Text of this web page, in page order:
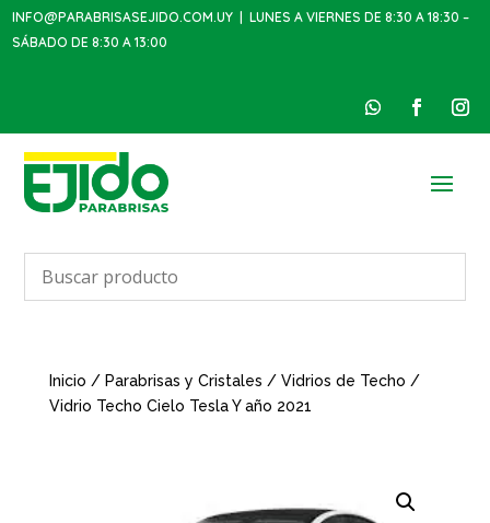
INFO@PARABRISASEJIDO.COM.UY | LUNES A VIERNES DE 8:30 A 18:30 –
SÁBADO DE 8:30 A 13:00
Inicio / Parabrisas y Cristales / Vidrios de Techo /
Vidrio Techo Cielo Tesla Y año 2021